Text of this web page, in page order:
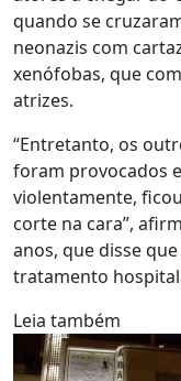
quando se
neonazis com
xenófobas, que
atrizes.
“Entretanto, os
foram provocados
violentamente,
corte na cara”,
anos, que disse
tratamento
Leia também